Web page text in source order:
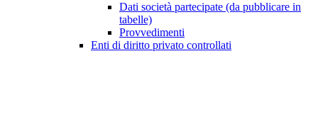
Dati società partecipate (da pubblicare in
tabelle)
Provvedimenti
Enti di diritto privato controllati